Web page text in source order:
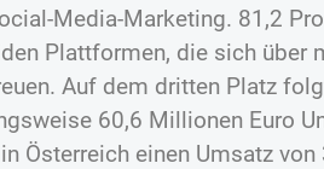
Media-Marketing. 81,2
Plattformen, die sich über
Auf dem dritten Platz
60,6 Millionen Euro
Österreich einen Umsatz